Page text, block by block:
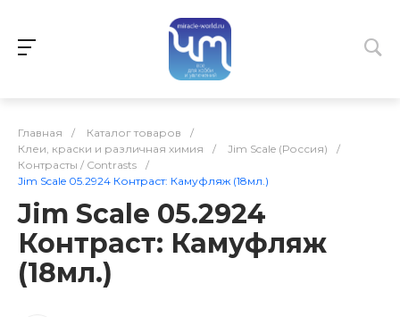
Главная / Каталог товаров
/
Клеи, краски и различная химия
/ Jim Scale (Россия)
/
Контрасты / Contrasts
/
Jim Scale 05.2924 Контраст: Камуфляж (18мл.)
Jim Scale 05.2924
Контраст: Камуфляж
(18мл.)